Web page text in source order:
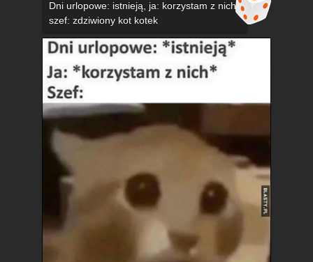
Dni urlopowe: istnieją, ja: korzystam z nich,
szef: zdziwiony kot kotek